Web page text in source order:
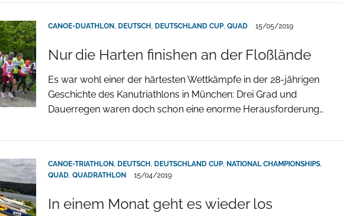
CANOE-DUATHLON , DEUTSCH , DEUTSCHLAND CUP, QUAD 15/05/2019
Nur die Harten finishen an der Floßlände
Es war wohl einer der härtesten Wettkämpfe in der 28-jährigen
Geschichte des Kanutriathlons in München: Drei Grad und
Dauerregen waren doch schon eine enorme Herausforderung…
CANOE-TRIATHLON , DEUTSCH , DEUTSCHLAND CUP, NATIONAL CHAMPIONSHIPS,
QUAD, QUADRATHLON 15/04/2019
In einem Monat geht es wieder los